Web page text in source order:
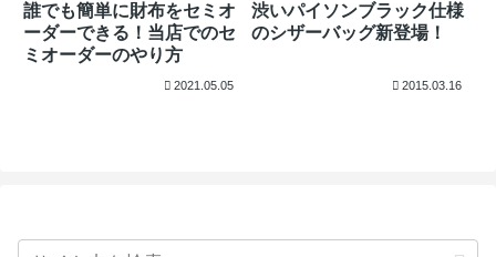
誰でも簡単に財布をセミオ
ーダーできる！当店でのセ
ミオーダーのやり方
2021.05.05
渋いパイソンブラック仕様
のシザーバッグ新登場！
2015.03.16